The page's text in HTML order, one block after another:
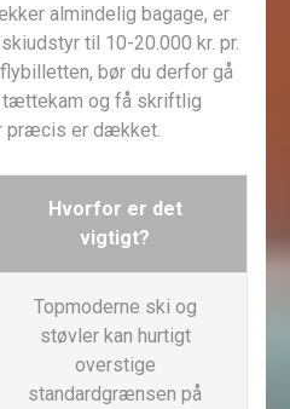
almindelig bagage, er
til 10-20.000 kr. pr.
bør du derfor gå
tættekam og få skriftlig
præcis er dækket.
Hvorfor er det
vigtigt?
Topmoderne ski og
støvler kan hurtigt
overstige
standardgrænsen på